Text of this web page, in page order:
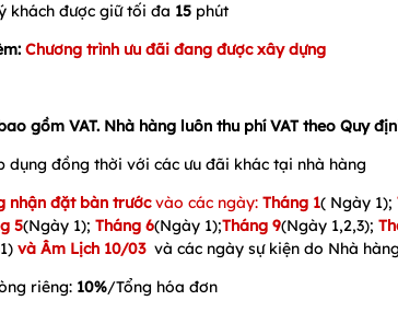
khách được giữ tối đa 15 phút
Chương trình ưu đãi đang được xây dựng
gồm VAT. Nhà hàng luôn thu phí VAT theo Quy
dụng đồng thời với các ưu đãi khác tại nhà hàng
nhận đặt bàn trướcvào các ngày: Tháng 1( Ngày 1);
5(Ngày 1); Tháng 6(Ngày 1);Tháng 9(Ngày 1,2,3);
và Âm Lịch 10/03 và các ngày sự kiện do Nhà
riêng: 10%/Tổng hóa đơn